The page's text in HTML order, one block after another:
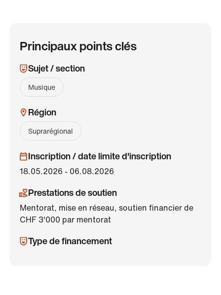
Principaux points clés
Sujet / section
Musique
Région
Suprarégional
Inscription / date limite d'inscription
18.05.2026 - 06.08.2026
Prestations de soutien
Mentorat, mise en réseau, soutien financier de
CHF 3'000 par mentorat
Type de financement